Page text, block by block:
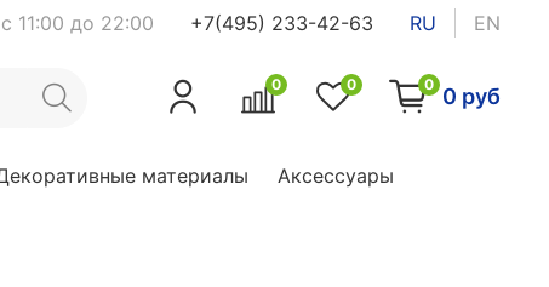
11:00 до 22:00 +7(495) 233-42-63 RU EN
0 0 0 0 руб
материалы Аксессуары